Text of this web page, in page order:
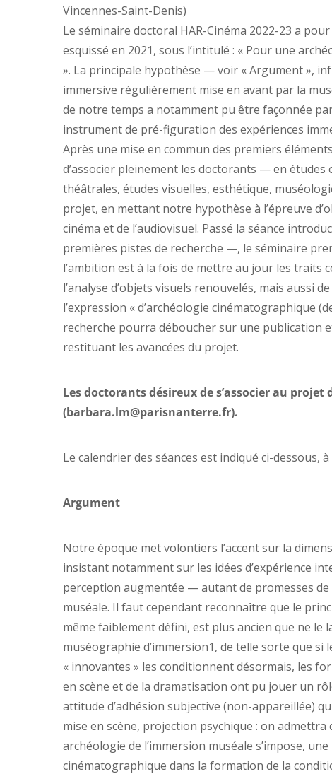
Vincennes-Saint-Denis)
Le séminaire doctoral HAR-Cinéma 2022-23 a
esquissé en 2021, sous l’intitulé : « Pour une
». La principale hypothèse — voir « Argument »,
immersive régulièrement mise en avant par la
de notre temps a notamment pu être façonnée
instrument de pré-figuration des expériences
Après une mise en commun des premiers
d’associer pleinement les doctorants — en
théâtrales, études visuelles, esthétique,
projet, en mettant notre hypothèse à l’épreuve
cinéma et de l’audiovisuel. Passé la séance
premières pistes de recherche —, le séminaire
l’ambition est à la fois de mettre au jour les traits
l’analyse d’objets visuels renouvelés, mais aussi
l’expression « d’archéologie cinématographique
recherche pourra déboucher sur une publication
restituant les avancées du projet.
Les doctorants désireux de s’associer au
(barbara.lm@parisnanterre.fr).
Le calendrier des séances est indiqué ci-dessous,
Argument
Notre époque met volontiers l’accent sur la
insistant notamment sur les idées d’expérience
perception augmentée — autant de promesses de
muséale. Il faut cependant reconnaître que le
même faiblement défini, est plus ancien que ne le
muséographie d’immersion1, de telle sorte que
« innovantes » les conditionnent désormais, les
en scène et de la dramatisation ont pu jouer un
attitude d’adhésion subjective (non-appareillée)
mise en scène, projection psychique : on admettra
archéologie de l’immersion muséale s’impose,
cinématographique dans la formation de la